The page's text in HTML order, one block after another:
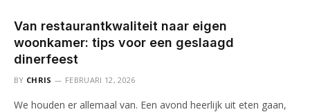
Van restaurantkwaliteit naar eigen
woonkamer: tips voor een geslaagd
dinerfeest
BY CHRIS FEBRUARI 12, 2026
We houden er allemaal van. Een avond heerlijk uit eten gaan,